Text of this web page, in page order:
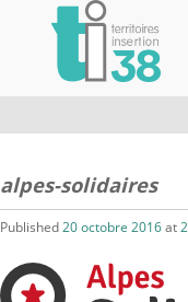
alpes-solidaires
Published20 octobre 2016at